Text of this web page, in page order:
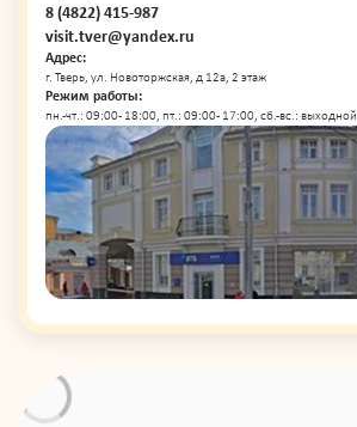
8 (4822) 415-987
visit.tver@yandex.ru
Адрес:
г. Тверь, ул. Новоторжская, д 12а, 2 этаж
Режим работы:
пн.-чт.: 09:00 - 18:00, пт.: 09:00 - 17:00, сб.-вс.: выходной